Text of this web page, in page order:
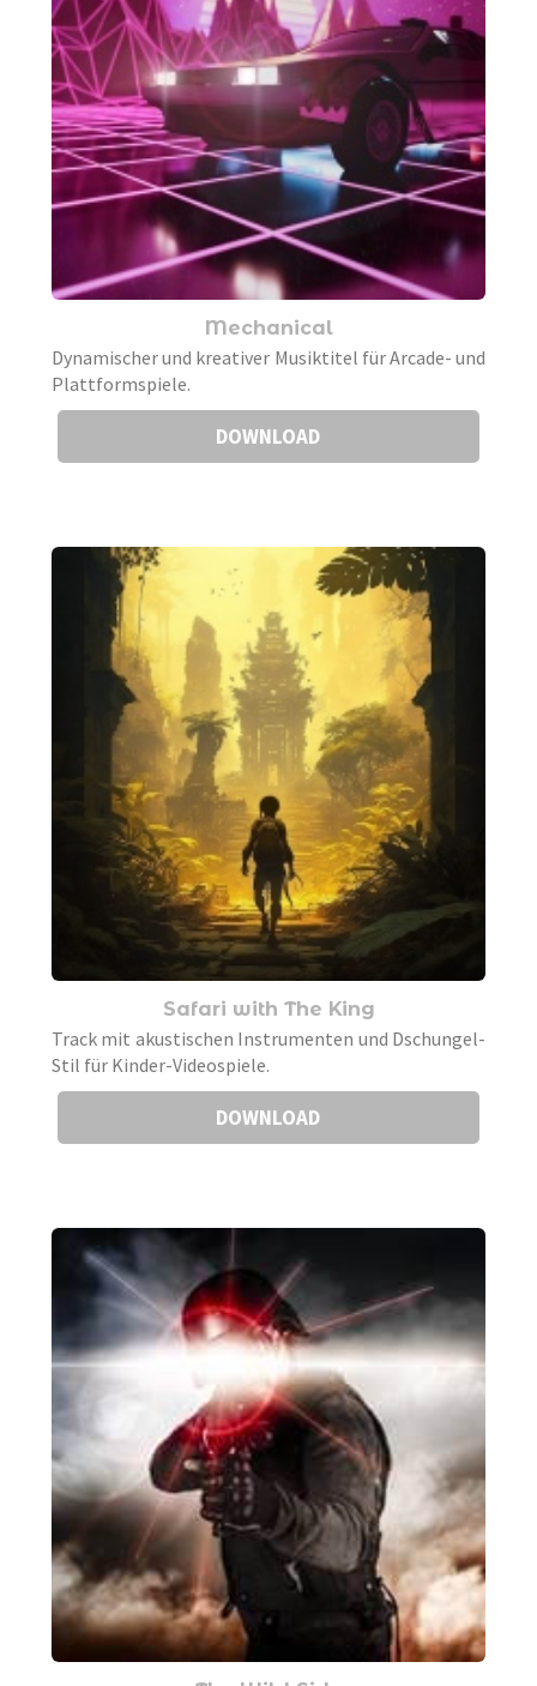
Mechanical
Dynamischer und kreativer Musiktitel für Arcade- und
Plattformspiele.
DOWNLOAD
Safari with The King
Track mit akustischen Instrumenten und Dschungel-
Stil für Kinder-Videospiele.
DOWNLOAD